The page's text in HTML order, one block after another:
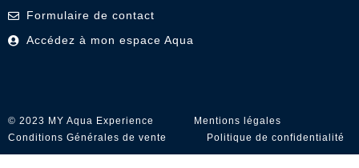
Formulaire de contact
Accédez à mon espace Aqua
© 2023 MY Aqua Experience
Mentions légales
Conditions Générales de vente
Politique de confidentialité